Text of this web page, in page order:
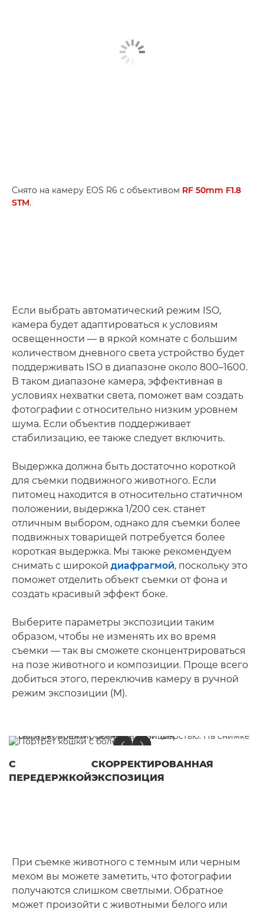
Снято на камеру EOS R6 с объективом RF 50mm F1.8
STM.
Если выбрать автоматический режим ISO,
камера будет адаптироваться к условиям
освещенности — в яркой комнате с большим
количеством дневного света устройство будет
поддерживать ISO в диапазоне около 800–1600.
В таком диапазоне камера, эффективная в
условиях нехватки света, поможет вам создать
фотографии с относительно низким уровнем
шума. Если объектив поддерживает
стабилизацию, ее также следует включить.
Выдержка должна быть достаточно короткой
для съемки подвижного животного. Если
питомец находится в относительно статичном
положении, выдержка 1/200 сек. станет
отличным выбором, однако для съемки более
подвижных товарищей потребуется более
короткая выдержка. Мы также рекомендуем
снимать с широкой диафрагмой, поскольку это
поможет отделить объект съемки от фона и
создать красивый эффект боке.
Выберите параметры экспозиции таким
образом, чтобы не изменять их во время
съемки — так вы сможете сконцентрироваться
на позе животного и композиции. Проще всего
добиться этого, переключив камеру в ручной
режим экспозиции (M).
С
ПЕРЕДЕРЖКОЙ
СКОРРЕКТИРОВАННАЯ
ЭКСПОЗИЦИЯ
При съемке животного с темным или черным
мехом вы можете заметить, что фотографии
получаются слишком светлыми. Обратное
может произойти с животными белого или